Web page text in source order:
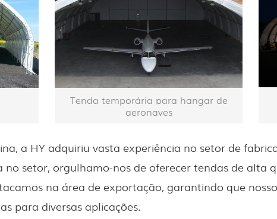
Tenda temporária para hangar de
aeronaves
a HY adquiriu vasta experiência no setor de
setor, orgulhamo-nos de oferecer tendas de alta
na área de exportação, garantindo que
para diversas aplicações.